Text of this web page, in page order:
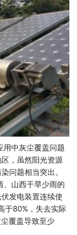
用中灰尘覆盖问题
，虽然阳光资源
问题相当突出。
、山西干旱少雨的
发电装置连续使
于80%，失去实际
覆盖导致至少